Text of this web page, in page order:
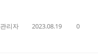
관리자 2023.08.19 0